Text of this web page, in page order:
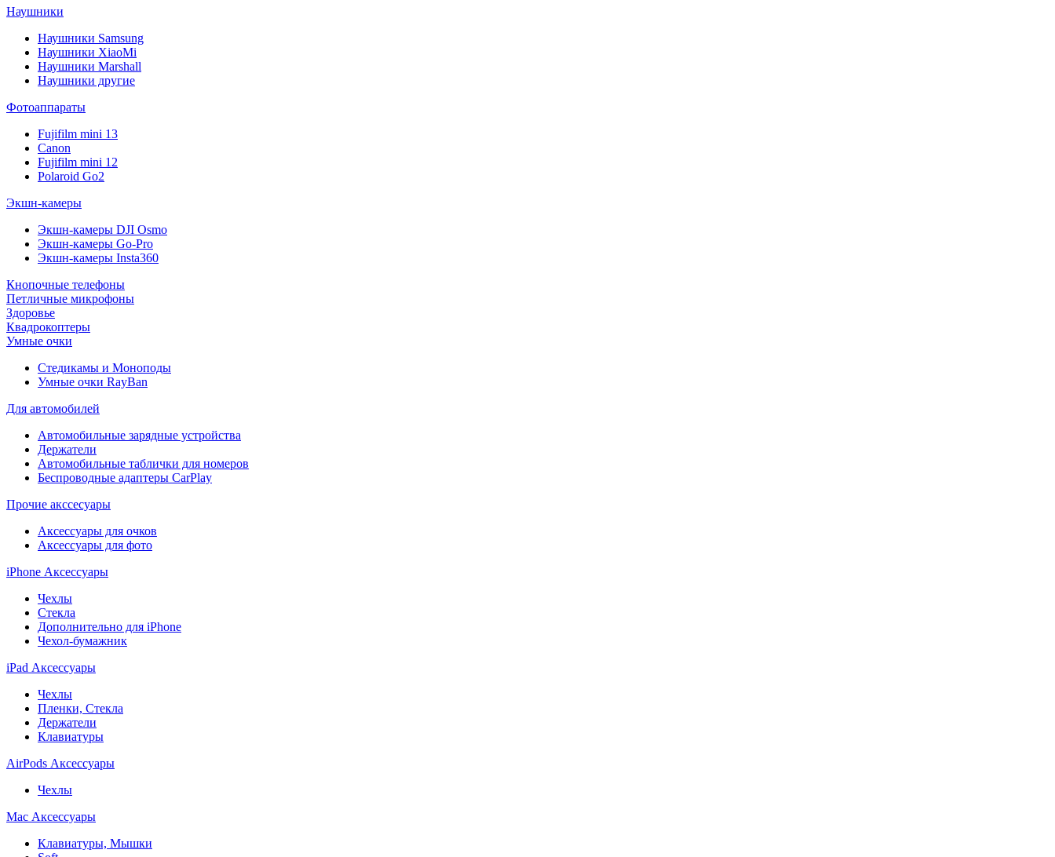
Наушники
Наушники Samsung
Наушники XiaoMi
Наушники Marshall
Наушники другие
Фотоаппараты
Fujifilm mini 13
Canon
Fujifilm mini 12
Polaroid Go2
Экшн-камеры
Экшн-камеры DJI Osmo
Экшн-камеры Go-Pro
Экшн-камеры Insta360
Кнопочные телефоны
Петличные микрофоны
Здоровье
Квадрокоптеры
Умные очки
Стедикамы и Моноподы
Умные очки RayBan
Для автомобилей
Автомобильные зарядные устройства
Держатели
Автомобильные таблички для номеров
Беспроводные адаптеры CarPlay
Прочие акссесуары
Аксессуары для очков
Аксессуары для фото
iPhone Аксессуары
Чехлы
Стекла
Дополнительно для iPhone
Чехол-бумажник
iPad Аксессуары
Чехлы
Пленки, Стекла
Держатели
Клавиатуры
AirPods Аксессуары
Чехлы
Mac Аксессуары
Клавиатуры, Мышки